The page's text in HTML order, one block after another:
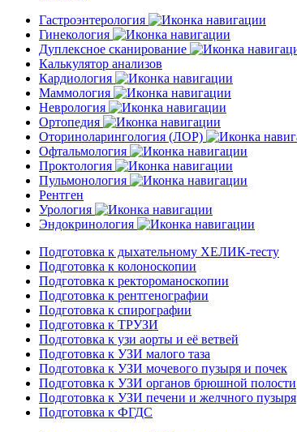
Гастроэнтерология
Гинекология
Дуплексное сканирование
Калькулятор анализов
Кардиология
Маммология
Неврология
Ортопедия
Оториноларингология (ЛОР)
Офтальмология
Проктология
Пульмонология
Рентген
Урология
Эндокринология
Подготовка к дыхательному ХЕЛИК-тесту
Подготовка к колоноскопии
Подготовка к ректороманоскопии
Подготовка к рентгенографии
Подготовка к спирографии
Подготовка к ТРУЗИ
Подготовка к узи аорты и её ветвей
Подготовка к УЗИ малого таза
Подготовка к УЗИ мочевого пузыря и почек
Подготовка к УЗИ органов брюшной полости
Подготовка к УЗИ печени и желчного пузыря
Подготовка к ФГДС